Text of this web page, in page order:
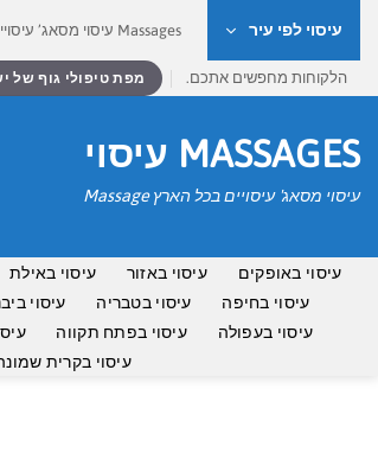
content
עיסוי לפי עיר Massages עיסוי מסאג’ עיסויים וטיפולי גוף
הלקוחות מחפשים אתכם. מפת טיפולי גוף של
MASSAGES עיסוי
עיסוי מסאג' עיסויים בכל הארץ Massage
עיסוי באופקים עיסוי באזור עיסוי באילת
עיסוי בחיפה
עיסוי בטבריה עיסוי
עיסוי בעפולה
עיסוי בפתח תקווה
עיסוי בקרית